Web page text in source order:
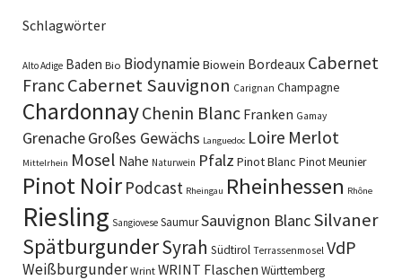
Schlagwörter
Alto Adige Baden Bio BiodynamieBiowein Bordeaux Cabernet
FrancCabernet Sauvignon Carignan Champagne
ChardonnayChenin Blanc Franken Gamay
GrenacheGroßes Gewächs Languedoc Loire Merlot
Mittelrhein Mosel Nahe Naturwein Pfalz Pinot Blanc Pinot Meunier
Pinot Noir Podcast Rheingau Rheinhessen Rhône
Riesling Sangiovese SaumurSauvignon BlancSilvaner
SpätburgunderSyrah Südtirol Terrassenmosel VdP
Weißburgunder Wrint WRINT Flaschen Württemberg